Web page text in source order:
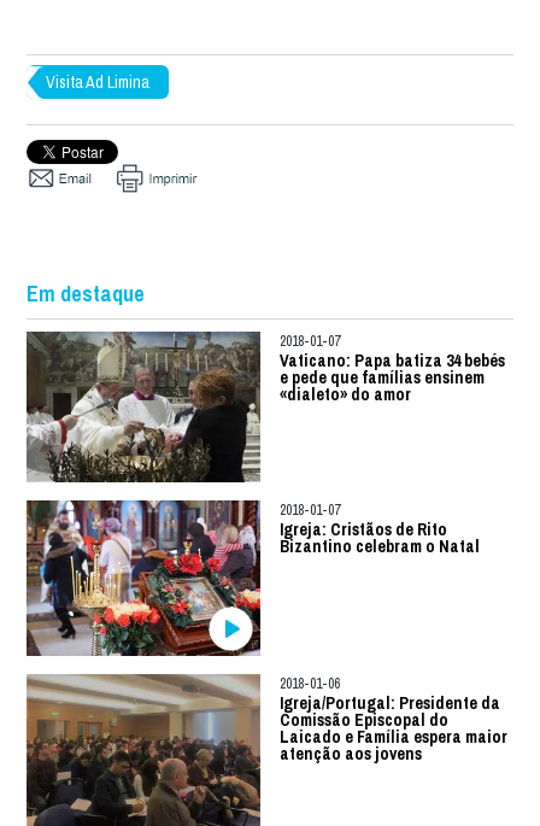
Visita Ad Limina
Em destaque
2018-01-07
Vaticano: Papa batiza 34 bebés
e pede que famílias ensinem
«dialeto» do amor
2018-01-07
Igreja: Cristãos de Rito
Bizantino celebram o Natal
2018-01-06
Igreja/Portugal: Presidente da
Comissão Episcopal do
Laicado e Família espera maior
atenção aos jovens